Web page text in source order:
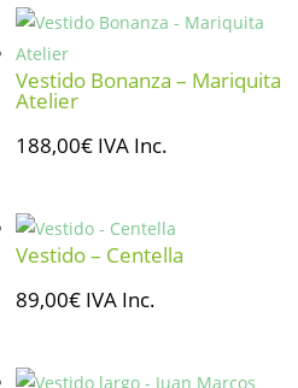
Vestido Bonanza – Mariquita
Atelier
188,00€ IVA Inc.
Vestido – Centella
89,00€ IVA Inc.